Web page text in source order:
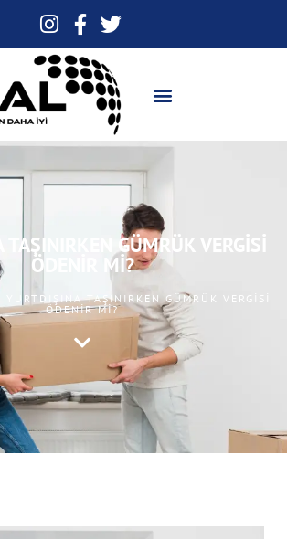
TAŞINIRKEN GÜMRÜK VERGISI
ÖDENIR MI?
TAŞINIRKEN GÜMRÜK VERGISI
ÖDENIR MI?